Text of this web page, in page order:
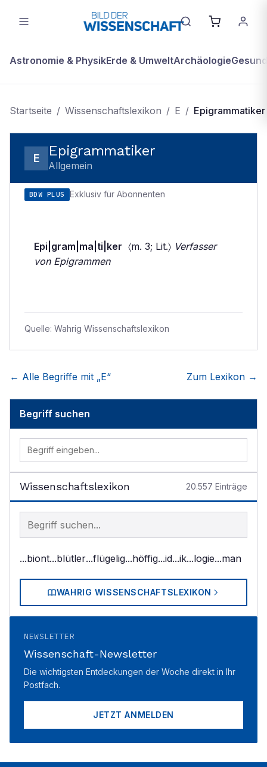
Astronomie & PhysikErde & UmweltArchäologie
Startseite / Wissenschaftslexikon / E / Epigrammatiker
E Epigrammatiker
Allgemein
BDW PLUS Exklusiv für Abonnenten
Epi|gram|ma|ti|ker 〈m. 3; Lit.〉 Verfasser
von Epigrammen
Quelle: Wahrig Wissenschaftslexikon
← Alle Begriffe mit „E“ Zum Lexikon →
Begriff suchen
Wissenschaftslexikon 20.557 Einträge
Begriff im Lexikon suchen
...biont...blütler...flügelig...höffig...id...ik...logie...man
WAHRIG WISSENSCHAFTSLEXIKON
NEWSLETTER
Wissenschaft-Newsletter
Die wichtigsten Entdeckungen der Woche direkt in Ihr
Postfach.
JETZT ANMELDEN